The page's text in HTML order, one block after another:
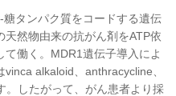
タンパク質をコードする遺伝
然物由来の抗がん剤をATP依
働く。MDR1遺伝子導入によ
alkaloid、anthracycline、
。したがって、がん患者より採